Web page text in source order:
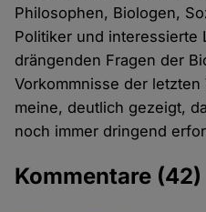
Philosophen, Biologen,
Politiker und interessierte
drängenden Fragen der
Vorkommnisse der
meine, deutlich gezeigt,
noch immer dringend
Kommentare (42)